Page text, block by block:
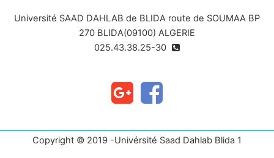
Université SAAD DAHLAB de BLIDA route de SOUMAA BP
270 BLIDA(09100) ALGERIE
Copyright © 2019 -Univérsité Saad Dahlab Blida 1